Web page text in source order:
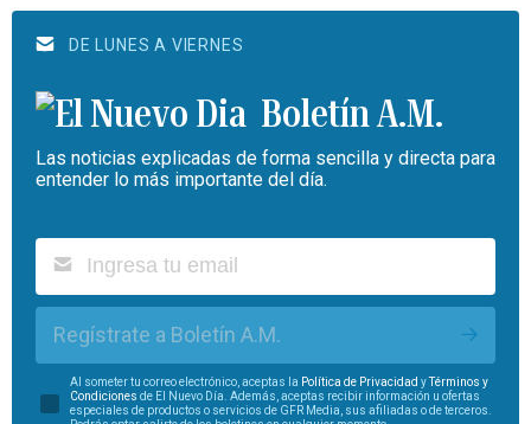
DE LUNES A VIERNES
Boletín A.M.
Las noticias explicadas de forma sencilla y directa para
entender lo más importante del día.
Regístrate a Boletín A.M.
Al someter tu correo electrónico, aceptas la Política de Privacidad yTérminos y
Condiciones de El Nuevo Día. Además, aceptas recibir información u ofertas
especiales de productos o servicios de GFR Media, sus afiliadas o de terceros.